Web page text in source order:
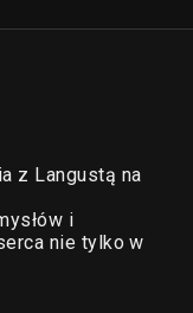
z Langustą na
i
nie tylko w